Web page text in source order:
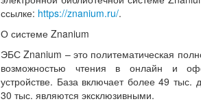
ссылке: https://znanium.ru/.
О системе Znanium
ЭБС Znanium – это политематическая
возможностью чтения в онлайн и
устройстве. База включает более 49 тыс.
30 тыс. являются эксклюзивными.